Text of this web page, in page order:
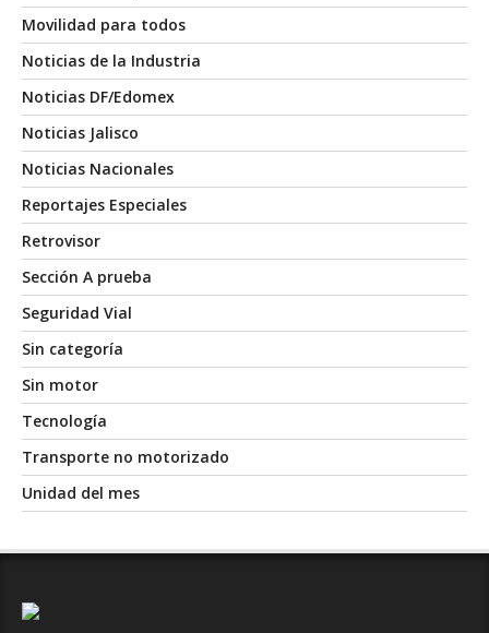
Movilidad para todos
Noticias de la Industria
Noticias DF/Edomex
Noticias Jalisco
Noticias Nacionales
Reportajes Especiales
Retrovisor
Sección A prueba
Seguridad Vial
Sin categoría
Sin motor
Tecnología
Transporte no motorizado
Unidad del mes